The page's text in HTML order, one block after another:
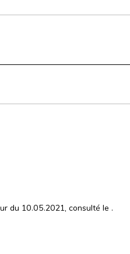
du 10.05.2021, consulté le .